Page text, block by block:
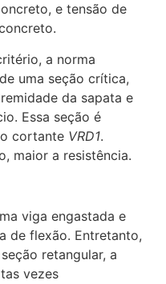
e tensão de
a norma
uma seção crítica,
da sapata e
Essa seção é
cortante VRD1.
maior a resistência.
viga engastada e
de flexão. Entretanto,
retangular, a
vezes